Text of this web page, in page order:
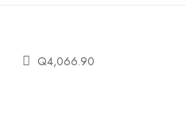
Q4,066.90